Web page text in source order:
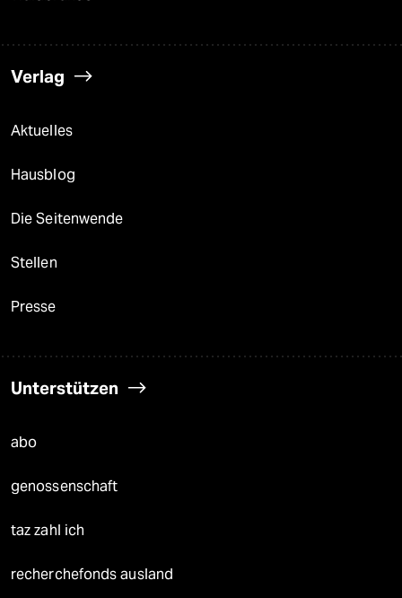
Verlag
Aktuelles
Hausblog
Die Seitenwende
Stellen
Presse
Unterstützen
abo
genossenschaft
taz zahl ich
recherchefonds ausland